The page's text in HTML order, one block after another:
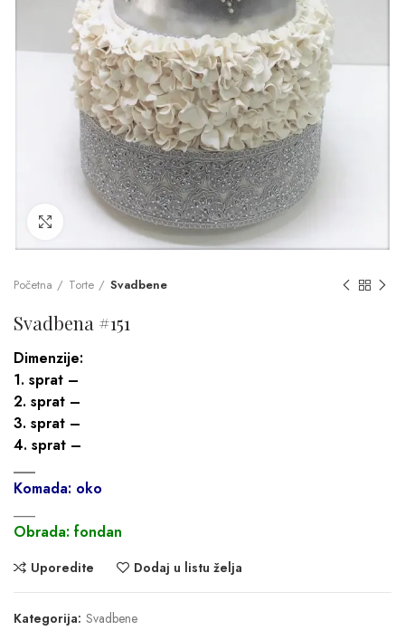
Click to enlarge
Početna Torte Svadbene
Svadbena #151
Dimenzije:
1. sprat –
2. sprat –
3. sprat –
4. sprat –
Komada: oko
Obrada: fondan
Uporedite Dodaj u listu želja
Kategorija: Svadbene